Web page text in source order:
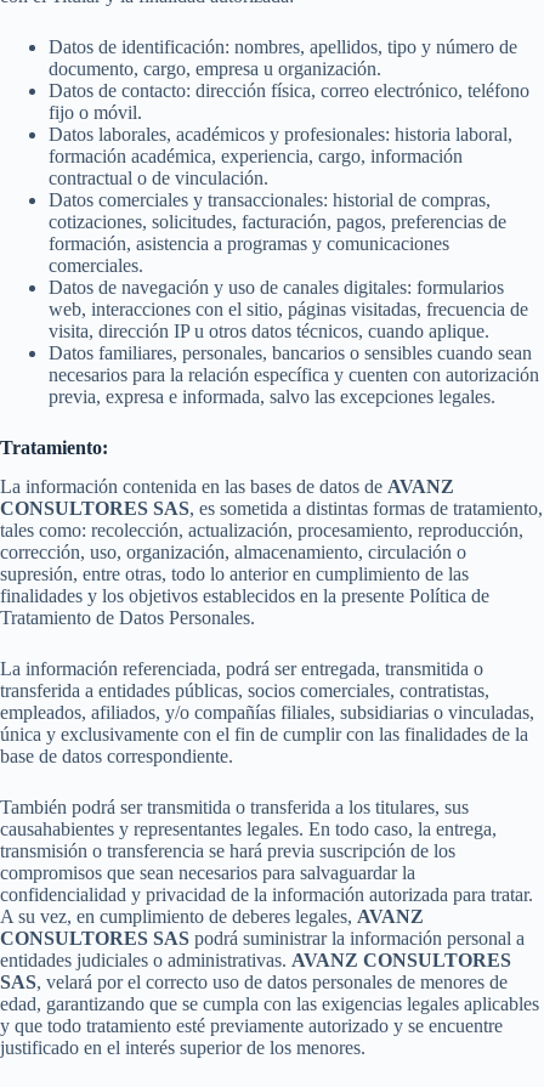
Datos de identificación: nombres, apellidos, tipo y número de
documento, cargo, empresa u organización.
Datos de contacto: dirección física, correo electrónico, teléfono
fijo o móvil.
Datos laborales, académicos y profesionales: historia laboral,
formación académica, experiencia, cargo, información
contractual o de vinculación.
Datos comerciales y transaccionales: historial de compras,
cotizaciones, solicitudes, facturación, pagos, preferencias de
formación, asistencia a programas y comunicaciones
comerciales.
Datos de navegación y uso de canales digitales: formularios
web, interacciones con el sitio, páginas visitadas, frecuencia de
visita, dirección IP u otros datos técnicos, cuando aplique.
Datos familiares, personales, bancarios o sensibles cuando sean
necesarios para la relación específica y cuenten con autorización
previa, expresa e informada, salvo las excepciones legales.
Tratamiento:
La información contenida en las bases de datos de AVANZ
CONSULTORES SAS, es sometida a distintas formas de tratamiento,
tales como: recolección, actualización, procesamiento, reproducción,
corrección, uso, organización, almacenamiento, circulación o
supresión, entre otras, todo lo anterior en cumplimiento de las
finalidades y los objetivos establecidos en la presente Política de
Tratamiento de Datos Personales.
La información referenciada, podrá ser entregada, transmitida o
transferida a entidades públicas, socios comerciales, contratistas,
empleados, afiliados, y/o compañías filiales, subsidiarias o vinculadas,
única y exclusivamente con el fin de cumplir con las finalidades de la
base de datos correspondiente.
También podrá ser transmitida o transferida a los titulares, sus
causahabientes y representantes legales. En todo caso, la entrega,
transmisión o transferencia se hará previa suscripción de los
compromisos que sean necesarios para salvaguardar la
confidencialidad y privacidad de la información autorizada para tratar.
A su vez, en cumplimiento de deberes legales, AVANZ
CONSULTORES SAS podrá suministrar la información personal a
entidades judiciales o administrativas. AVANZ CONSULTORES
SAS, velará por el correcto uso de datos personales de menores de
edad, garantizando que se cumpla con las exigencias legales aplicables
y que todo tratamiento esté previamente autorizado y se encuentre
justificado en el interés superior de los menores.